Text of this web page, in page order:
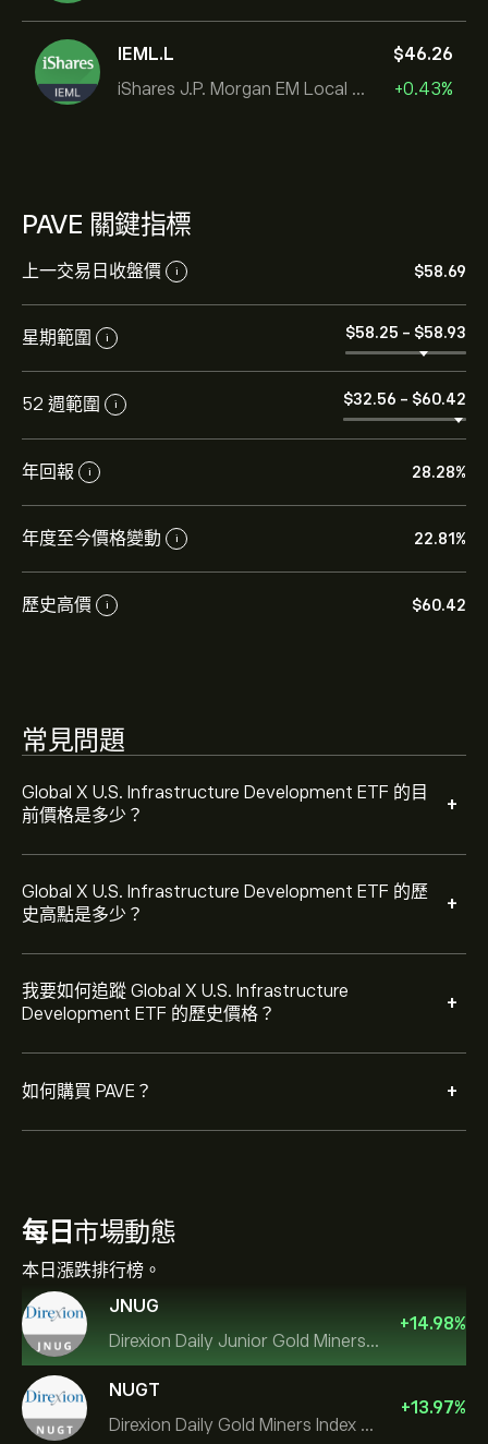
IEML.L
iShares J.P. Morgan EM Local Govt Bond UCITS ETF
‎$‎46.26
+0.43%
PAVE 關鍵指標
上一交易日收盤價 i ‎$‎58.69
星期範圍 i ‎$‎58.25 - ‎$‎58.93
52 週範圍 i ‎$‎32.56 - ‎$‎60.42
年回報 i 28.28%
年度至今價格變動 i 22.81%
歷史高價 i ‎$‎60.42
常見問題
Global X U.S. Infrastructure Development ETF 的目
前價格是多少？
+
PAVE 的目前價格是 ‎$‎58.69 美元
Global X U.S. Infrastructure Development ETF 的歷
史高點是多少？
+
點是 ‎$‎60.42 美元
我要如何追蹤 Global X U.S. Infrastructure
Development ETF 的歷史價格？
+
選取 eToro 圖表上的「1D」或「1W」時間範圍，並縮小
以檢視Global X U.S. Infrastructure Development ETF 的
歷史價格變動。Global X U.S. Infrastructure
Development ETF 的價格在過去一年內介於 ‎$‎12.98 之
如何購買 PAVE？ +
每日 市場動態
本日漲跌排行榜。
JNUG
Direxion Daily Junior Gold Miners Index Bull 2X ETF
+14.98%
NUGT
Direxion Daily Gold Miners Index Bull 2X ETF
+13.97%